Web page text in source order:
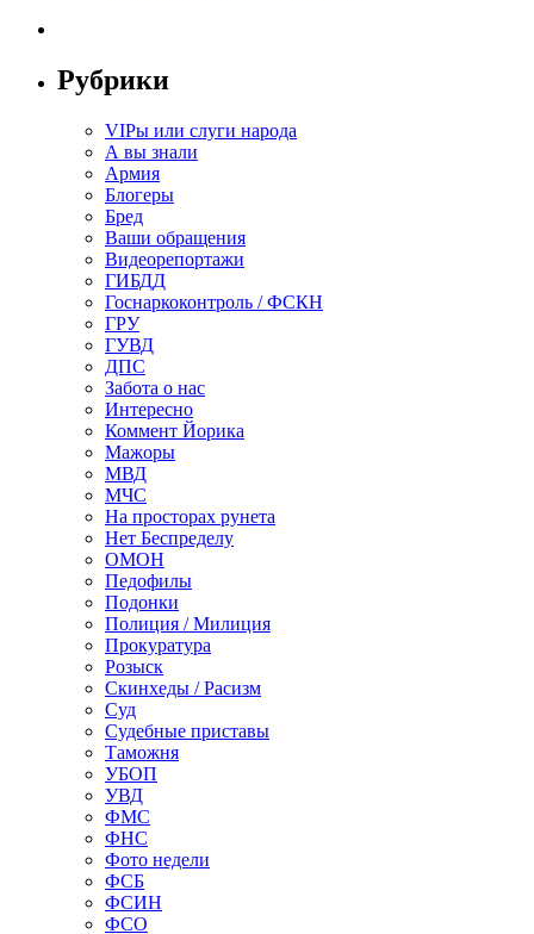
Рубрики
VIPы или слуги народа
А вы знали
Армия
Блогеры
Бред
Ваши обращения
Видеорепортажи
ГИБДД
Госнаркоконтроль / ФСКН
ГРУ
ГУВД
ДПС
Забота о нас
Интересно
Коммент Йорика
Мажоры
МВД
МЧС
На просторах рунета
Нет Беспределу
ОМОН
Педофилы
Подонки
Полиция / Милиция
Прокуратура
Розыск
Скинхеды / Расизм
Суд
Судебные приставы
Таможня
УБОП
УВД
ФМС
ФНС
Фото недели
ФСБ
ФСИН
ФСО